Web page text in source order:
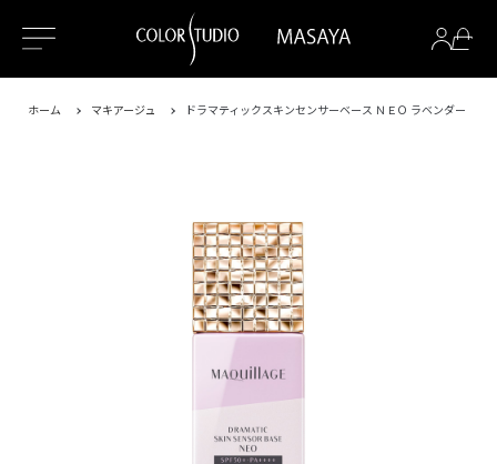
ホーム マキアージュ ドラマティックスキンセンサーベース ＮＥＯ ラベンダー